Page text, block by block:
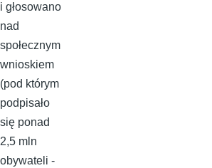
i głosowano
nad
społecznym
wnioskiem
(pod którym
podpisało
się ponad
2,5 mln
obywateli -